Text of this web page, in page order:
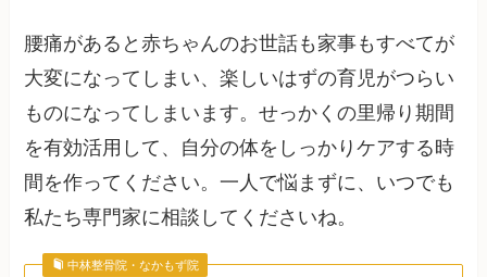
腰痛があると赤ちゃんのお世話も家事もすべてが
大変になってしまい、楽しいはずの育児がつらい
ものになってしまいます。せっかくの里帰り期間
を有効活用して、自分の体をしっかりケアする時
間を作ってください。一人で悩まずに、いつでも
私たち専門家に相談してくださいね。
中林整骨院・なかもず院